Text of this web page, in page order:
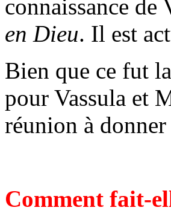
connaissance de
en Dieu. Il est
Bien que ce fut
pour Vassula et
réunion à donner
Comment fait-